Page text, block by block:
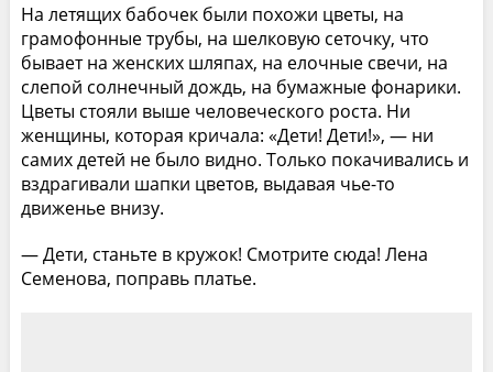
На летящих бабочек были похожи цветы, на
грамофонные трубы, на шелковую сеточку, что
бывает на женских шляпах, на елочные свечи, на
слепой солнечный дождь, на бумажные фонарики.
Цветы стояли выше человеческого роста. Ни
женщины, которая кричала: «Дети! Дети!», — ни
самих детей не было видно. Только покачивались и
вздрагивали шапки цветов, выдавая чье-то
движенье внизу.
— Дети, станьте в кружок! Смотрите сюда! Лена
Семенова, поправь платье.